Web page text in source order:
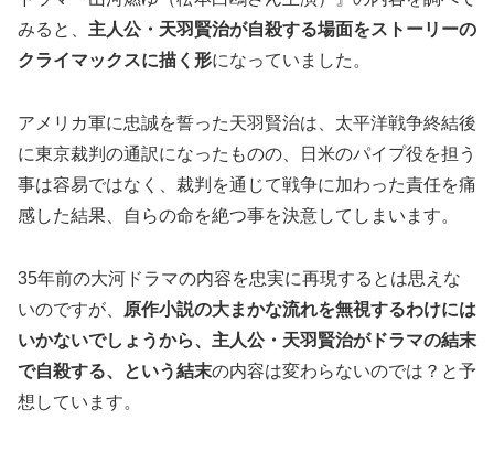
みると、 主人公・天羽賢治が自殺する場面をストーリーの
クライマックスに描く形になっていました。
アメリカ軍に忠誠を誓った天羽賢治は、太平洋戦争終結後
に東京裁判の通訳になったものの、日米のパイプ役を担う
事は容易ではなく、裁判を通じて戦争に加わった責任を痛
感した結果、自らの命を絶つ事を決意してしまいます。
35年前の大河ドラマの内容を忠実に再現するとは思えな
いのですが、
原作小説の大まかな流れを無視するわけには
いかないでしょうから、主人公・天羽賢治がドラマの結末
で自殺する、という結末の内容は変わらないのでは？と予
想しています。